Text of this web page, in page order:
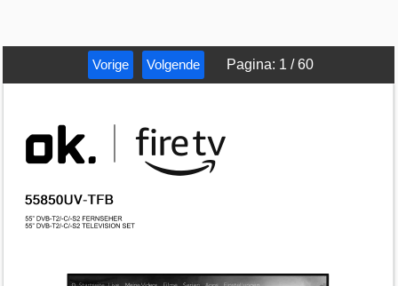
Vorige Volgende Pagina: 1 /60